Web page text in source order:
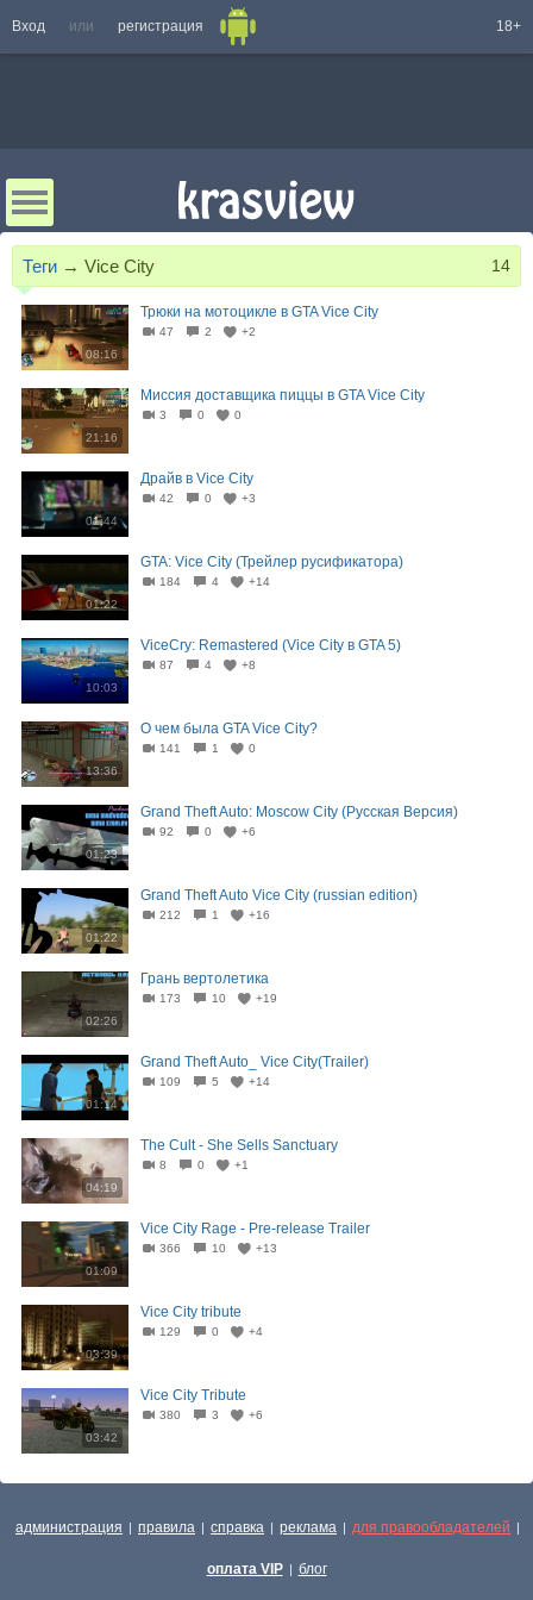
Вход или регистрация 18+
Теги → Vice City 14
08:16
Трюки на мотоцикле в GTA Vice City
47 2 +2
21:16
Миссия доставщика пиццы в GTA Vice City
3 0 0
01:44
Драйв в Vice City
42 0 +3
01:22
GTA: Vice City (Трейлер русификатора)
184 4 +14
10:03
ViceCry: Remastered (Vice City в GTA 5)
87 4 +8
13:36
О чем была GTA Vice City?
141 1 0
01:23
Grand Theft Auto: Moscow City (Русская Версия)
92 0 +6
01:22
Grand Theft Auto Vice City (russian edition)
212 1 +16
02:26
Грань вертолетика
173 10 +19
01:14
Grand Theft Auto_ Vice City(Trailer)
109 5 +14
04:19
The Cult - She Sells Sanctuary
8 0 +1
01:09
Vice City Rage - Pre-release Trailer
366 10 +13
03:39
Vice City tribute
129 0 +4
03:42
Vice City Tribute
380 3 +6
администрация | правила | справка | реклама | для правообладателей |
оплата VIP | блог